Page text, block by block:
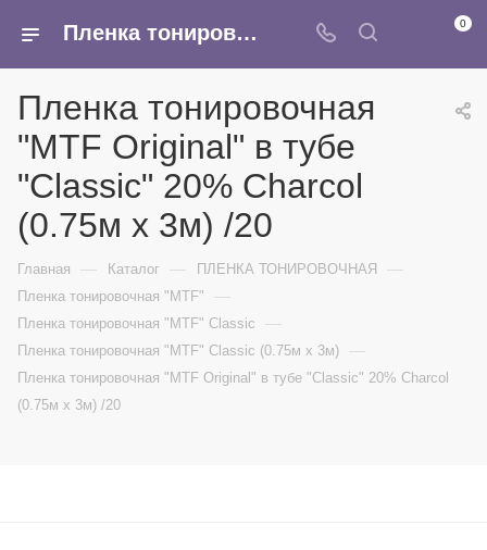
Пленка тонировочная "MTF Original" в тубе "Classic" 20% Сharcol (0.75м х 3м) /20 - купить в интернет-магазине Армина 0
Пленка тонировочная
"MTF Original" в тубе
"Classic" 20% Сharcol
(0.75м х 3м) /20
Главная — Каталог — ПЛЕНКА ТОНИРОВОЧНАЯ —
Пленка тонировочная "MTF" —
Пленка тонировочная "MTF" Classic —
Пленка тонировочная "MTF" Classic (0.75м х 3м) —
Пленка тонировочная "MTF Original" в тубе "Classic" 20% Сharcol
(0.75м х 3м) /20